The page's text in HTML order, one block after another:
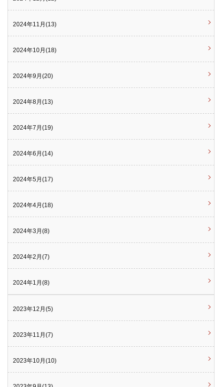
2024年11月(13)
2024年10月(18)
2024年9月(20)
2024年8月(13)
2024年7月(19)
2024年6月(14)
2024年5月(17)
2024年4月(18)
2024年3月(8)
2024年2月(7)
2024年1月(8)
2023年12月(5)
2023年11月(7)
2023年10月(10)